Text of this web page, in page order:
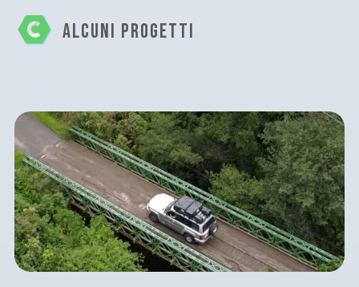
ALCUNI PROGETTI